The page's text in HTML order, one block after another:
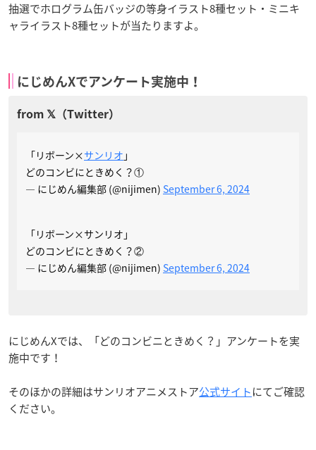
抽選でホログラム缶バッジの等身イラスト8種セット・ミニキ
ャライラスト8種セットが当たりますよ。
にじめんXでアンケート実施中！
「リボーン×サンリオ 」
どのコンビにときめく？①
— にじめん編集部 (@nijimen) September 6, 2024
「リボーン×サンリオ」
どのコンビにときめく？②
— にじめん編集部 (@nijimen) September 6, 2024
にじめんXでは、「どのコンビニときめく？」アンケートを実
施中です！
そのほかの詳細はサンリオアニメストア公式サイトにてご確認
ください。